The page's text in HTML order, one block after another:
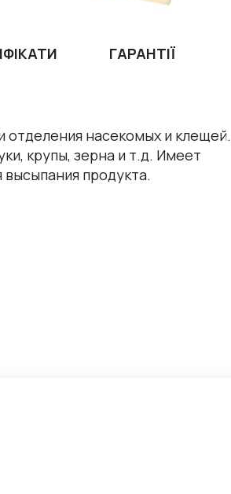
ГАРАНТІЇ
отделения насекомых и клещей.
крупы, зерна и т.д. Имеет
продукта.